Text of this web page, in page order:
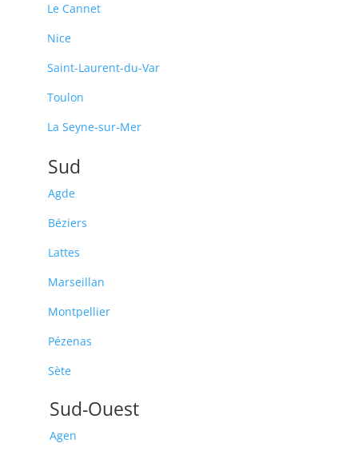
Le Cannet
Nice
Saint-Laurent-du-Var
Toulon
La Seyne-sur-Mer
Sud
Agde
Béziers
Lattes
Marseillan
Montpellier
Pézenas
Sète
Sud-Ouest
Agen